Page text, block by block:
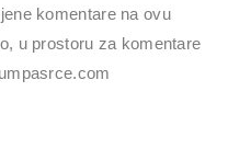
komentare na ovu
u prostoru za komentare